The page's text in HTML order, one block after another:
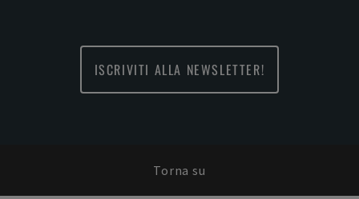
ISCRIVITI ALLA NEWSLETTER!
Torna su